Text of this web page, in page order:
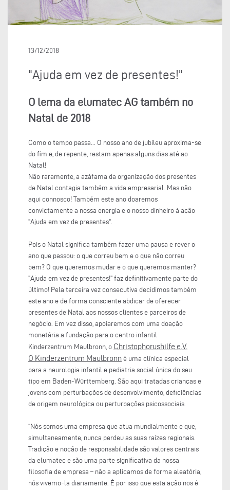
13/12/2018
"Ajuda em vez de presentes!"
O lema da elumatec AG também no
Natal de 2018
Como o tempo passa... O nosso ano de jubileu aproxima-se
do fim e, de repente, restam apenas alguns dias até ao
Natal!
Não raramente, a azáfama da organização dos presentes
de Natal contagia também a vida empresarial. Mas não
aqui connosco! Também este ano doaremos
convictamente a nossa energia e o nosso dinheiro à ação
"Ajuda em vez de presentes".
Pois o Natal significa também fazer uma pausa e rever o
ano que passou: o que correu bem e o que não correu
bem? O que queremos mudar e o que queremos manter?
"Ajuda em vez de presentes!" faz definitivamente parte do
último! Pela terceira vez consecutiva decidimos também
este ano e de forma consciente abdicar de oferecer
presentes de Natal aos nossos clientes e parceiros de
negócio. Em vez disso, apoiaremos com uma doação
monetária a fundação para o centro infantil
Kinderzentrum Maulbronn, o Christophorushilfe e.V.
O Kinderzentrum Maulbronn é uma clínica especial
para a neurologia infantil e pediatria social única do seu
tipo em Baden-Württemberg. São aqui tratadas crianças e
jovens com perturbações de desenvolvimento, deficiências
de origem neurológica ou perturbações psicossociais.
“Nós somos uma empresa que atua mundialmente e que,
simultaneamente, nunca perdeu as suas raízes regionais.
Tradição e noção de responsabilidade são valores centrais
da elumatec e são uma parte significativa da nossa
filosofia de empresa – não a aplicamos de forma aleatória,
nós vivemo-la diariamente. É por isso que esta ação nos é